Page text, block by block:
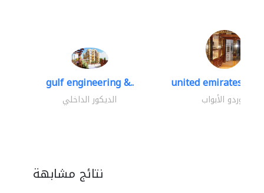
gulf engineering &..
الديكور الداخلي
united emirates
موردو الأبواب
نتائج مشابهة